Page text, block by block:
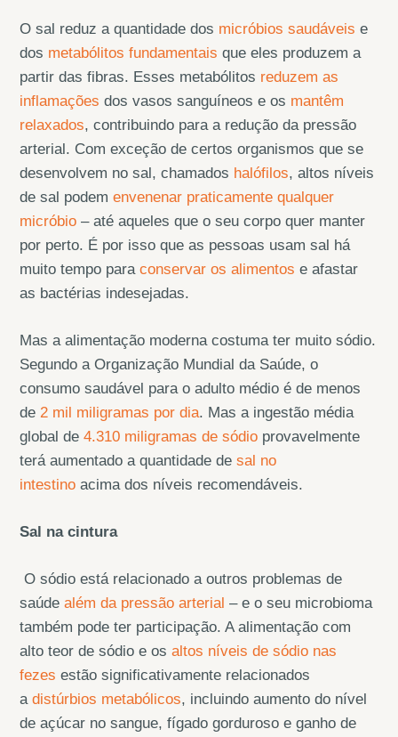
O sal reduz a quantidade dos micróbios saudáveis e
dos metabólitos fundamentais que eles produzem a
partir das fibras. Esses metabólitos reduzem as
inflamaçõesdos vasos sanguíneos e os mantêm
relaxados, contribuindo para a redução da pressão
arterial. Com exceção de certos organismos que se
desenvolvem no sal, chamados halófilos, altos níveis
de sal podemenvenenar praticamente qualquer
micróbio – até aqueles que o seu corpo quer manter
por perto. É por isso que as pessoas usam sal há
muito tempo paraconservar os alimentos e afastar
as bactérias indesejadas.
Mas a alimentação moderna costuma ter muito sódio.
Segundo a Organização Mundial da Saúde, o
consumo saudável para o adulto médio é de menos
de2 mil miligramas por dia. Mas a ingestão média
global de4.310 miligramas de sódio provavelmente
terá aumentado a quantidade desal no
intestino acima dos níveis recomendáveis.
Sal na cintura
O sódio está relacionado a outros problemas de
saúdealém da pressão arterial – e o seu microbioma
também pode ter participação. A alimentação com
alto teor de sódio e osaltos níveis de sódio nas
fezesestão significativamente relacionados
adistúrbios metabólicos, incluindo aumento do nível
de açúcar no sangue, fígado gorduroso e ganho de